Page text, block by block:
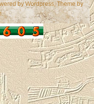
byWordpress, Theme by
.